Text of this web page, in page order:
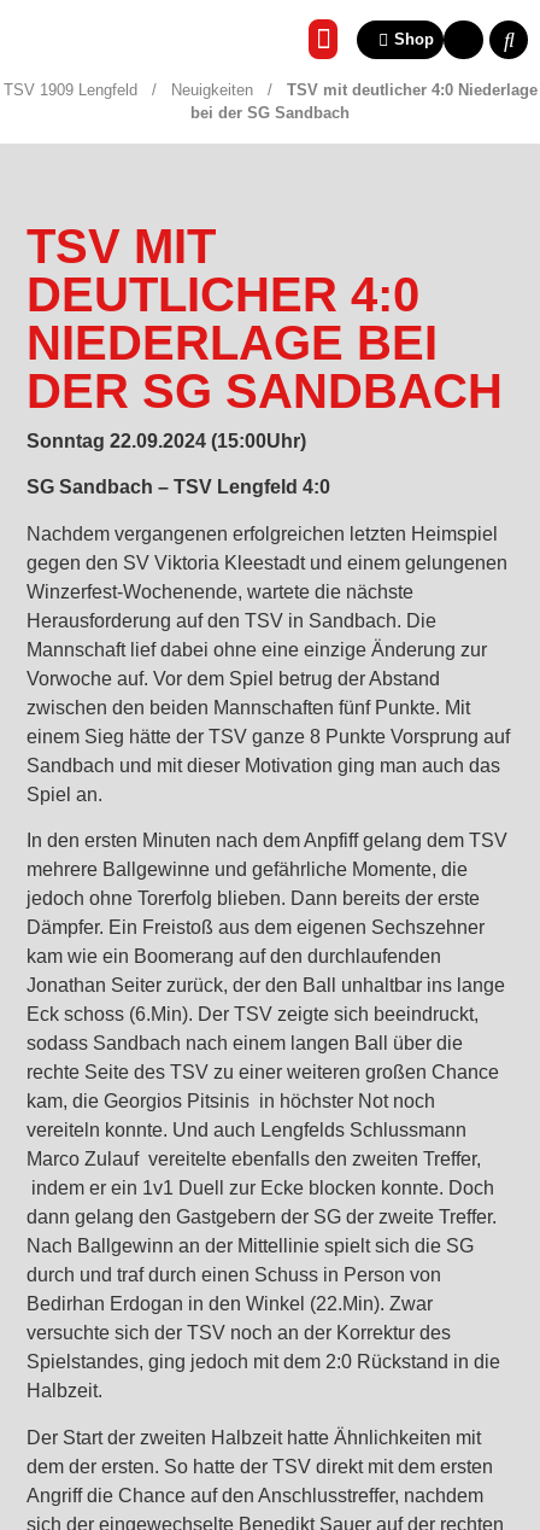
Shop
TSV 1909 Lengfeld / Neuigkeiten/ TSV mit deutlicher 4:0 Niederlage
bei der SG Sandbach
TSV MIT
DEUTLICHER 4:0
NIEDERLAGE BEI
DER SG SANDBACH
Sonntag 22.09.2024 (15:00Uhr)
SG Sandbach – TSV Lengfeld 4:0
Nachdem vergangenen erfolgreichen letzten Heimspiel
gegen den SV Viktoria Kleestadt und einem gelungenen
Winzerfest-Wochenende, wartete die nächste
Herausforderung auf den TSV in Sandbach. Die
Mannschaft lief dabei ohne eine einzige Änderung zur
Vorwoche auf. Vor dem Spiel betrug der Abstand
zwischen den beiden Mannschaften fünf Punkte. Mit
einem Sieg hätte der TSV ganze 8 Punkte Vorsprung auf
Sandbach und mit dieser Motivation ging man auch das
Spiel an.
In den ersten Minuten nach dem Anpfiff gelang dem TSV
mehrere Ballgewinne und gefährliche Momente, die
jedoch ohne Torerfolg blieben. Dann bereits der erste
Dämpfer. Ein Freistoß aus dem eigenen Sechszehner
kam wie ein Boomerang auf den durchlaufenden
Jonathan Seiter zurück, der den Ball unhaltbar ins lange
Eck schoss (6.Min). Der TSV zeigte sich beeindruckt,
sodass Sandbach nach einem langen Ball über die
rechte Seite des TSV zu einer weiteren großen Chance
kam, die Georgios Pitsinis in höchster Not noch
vereiteln konnte. Und auch Lengfelds Schlussmann
Marco Zulauf vereitelte ebenfalls den zweiten Treffer,
indem er ein 1v1 Duell zur Ecke blocken konnte. Doch
dann gelang den Gastgebern der SG der zweite Treffer.
Nach Ballgewinn an der Mittellinie spielt sich die SG
durch und traf durch einen Schuss in Person von
Bedirhan Erdogan in den Winkel (22.Min). Zwar
versuchte sich der TSV noch an der Korrektur des
Spielstandes, ging jedoch mit dem 2:0 Rückstand in die
Halbzeit.
Der Start der zweiten Halbzeit hatte Ähnlichkeiten mit
dem der ersten. So hatte der TSV direkt mit dem ersten
Angriff die Chance auf den Anschlusstreffer, nachdem
sich der eingewechselte Benedikt Sauer auf der rechten